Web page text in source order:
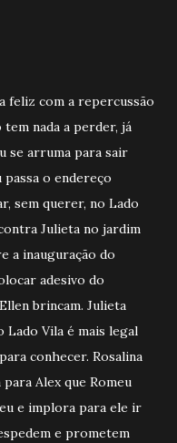
feliz com a repercussão
nada a perder, já
se arruma para sair
passa o endereço
sem querer, no Lado
Julieta no jardim
a inauguração do
adesivo do
brincam. Julieta
Lado Vila é mais legal
conhecer. Rosalina
Alex que Romeu
e implora para ele ir
e prometem